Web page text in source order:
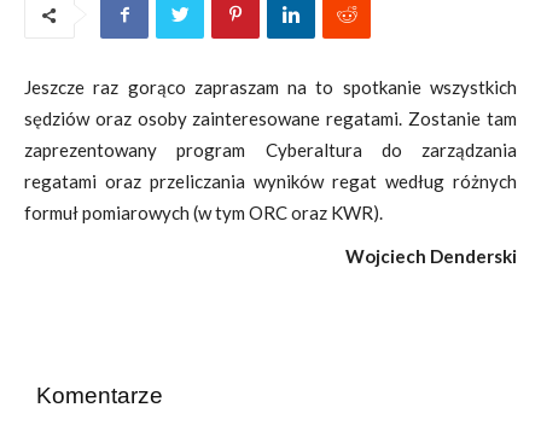
Jeszcze raz gorąco zapraszam na to spotkanie wszystkich
sędziów oraz osoby zainteresowane regatami. Zostanie tam
zaprezentowany program Cyberaltura do zarządzania
regatami oraz przeliczania wyników regat według różnych
formuł pomiarowych (w tym ORC oraz KWR).
Wojciech Denderski
Komentarze